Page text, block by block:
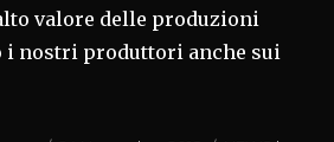
valore delle produzioni
i nostri produttori anche sui